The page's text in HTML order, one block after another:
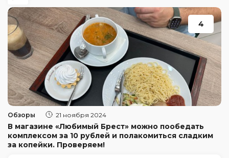
4
Обзоры 21 ноября 2024
В магазине «Любимый Брест» можно пообедать
комплексом за 10 рублей и полакомиться сладким
за копейки. Проверяем!